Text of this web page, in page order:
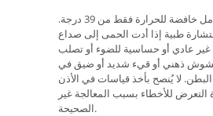
يجب استخدام عوامل خافضة للحرارة فقط من 39 درجة.
طبية إذا أدت الحمى إلى صداع
عادي أو حساسية للضوء أو تصلب
تشوش ذهني أو قيء شديد أو ضيق في
لا يُنصح بأخذ قياسات في الأذن
التعرض للأخطاء بسبب المعالجة غير
الصحيحة.